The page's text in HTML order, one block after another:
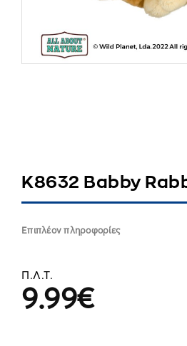
K8632 Babby
Επιπλέον πληροφορίες
Π.Λ.Τ.
9.99€